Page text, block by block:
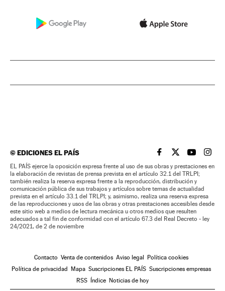
©EDICIONES EL PAÍS EL PAÍS BRASIL EN
EL PAÍSEL PAÍS
EL
EL PAÍS ejerce la oposición expresa frente al uso de sus obras y prestaciones en
la elaboración de revistas de prensa prevista en el artículo 32.1 del TRLPI;
también realiza la reserva expresa frente a la reproducción, distribución y
comunicación pública de sus trabajos y artículos sobre temas de actualidad
prevista en el artículo 33.1 del TRLPI; y, asimismo, realiza una reserva expresa
de las reproducciones y usos de las obras y otras prestaciones accesibles desde
este sitio web a medios de lectura mecánica u otros medios que resulten
adecuados a tal fin de conformidad con el artículo 67.3 del Real Decreto - ley
24/2021, de 2 de noviembre
Contacto Venta de contenidos Aviso legal
Política cookies
Política de privacidad
Mapa Suscripciones EL PAÍS Suscripciones empresas
RSS
Índice Noticias de hoy